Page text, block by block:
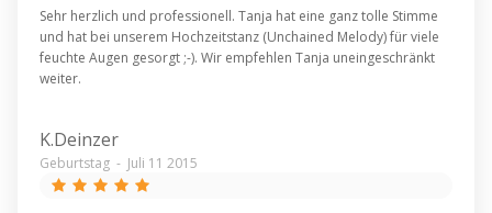
Sehr herzlich und professionell. Tanja hat eine ganz tolle Stimme
und hat bei unserem Hochzeitstanz (Unchained Melody) für viele
feuchte Augen gesorgt ;-). Wir empfehlen Tanja uneingeschränkt
weiter.
K.Deinzer
Geburtstag - Juli 11 2015